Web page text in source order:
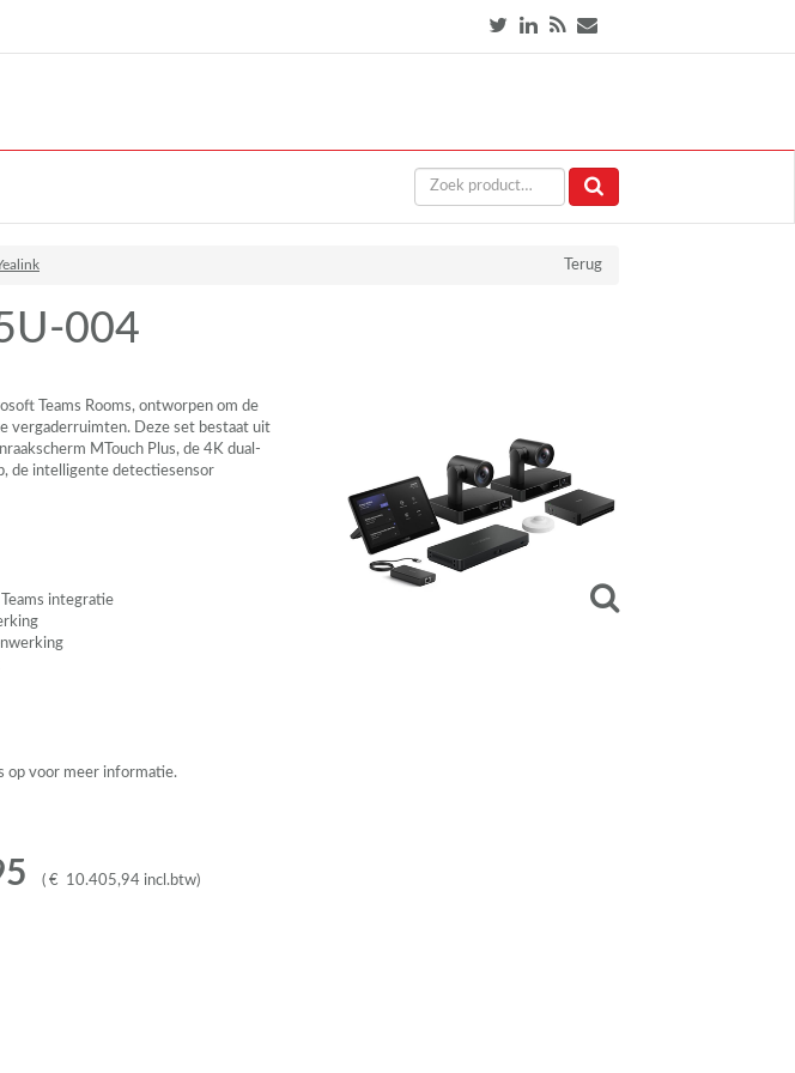
Terug
004
Teams Rooms, ontworpen om de
vergaderruimten. Deze set bestaat uit
MTouch Plus, de 4K dual-
de intelligente detectiesensor
integratie
op voor meer informatie.
( € 10.405,94 incl.btw)